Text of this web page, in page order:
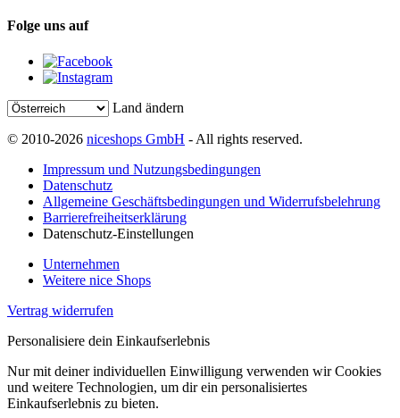
Folge uns auf
Land ändern
© 2010-2026 niceshops GmbH - All rights reserved.
Impressum und Nutzungsbedingungen
Datenschutz
Allgemeine Geschäftsbedingungen und Widerrufsbelehrung
Barrierefreiheitserklärung
Datenschutz-Einstellungen
Unternehmen
Weitere nice Shops
Vertrag widerrufen
Personalisiere dein Einkaufserlebnis
Nur mit deiner individuellen Einwilligung verwenden wir Cookies
und weitere Technologien, um dir ein personalisiertes
Einkaufserlebnis zu bieten.